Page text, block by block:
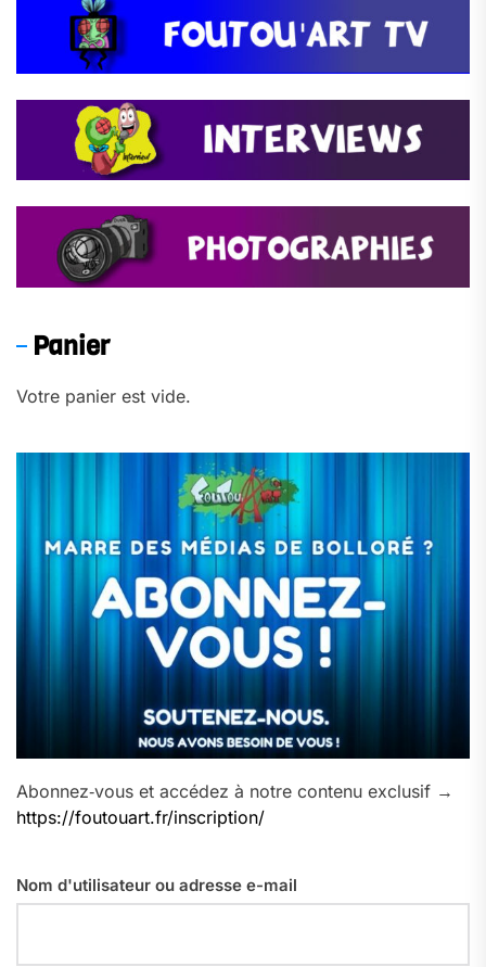
Panier
Votre panier est vide.
Abonnez‑vous et accédez à notre contenu exclusif →
https://foutouart.fr/inscription/
Nom d'utilisateur ou adresse e-mail